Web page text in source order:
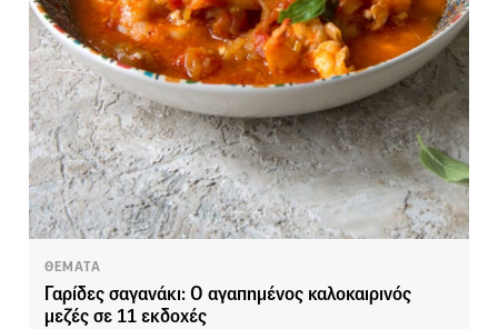
ΘΕΜΑΤΑ
Γαρίδες σαγανάκι: Ο αγαπημένος καλοκαιρινός
μεζές σε 11 εκδοχές